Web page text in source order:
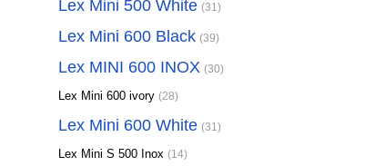
Lex Mini 500 White (31)
Lex Mini 600 Black (39)
Lex MINI 600 INOX (30)
Lex Mini 600 ivory (28)
Lex Mini 600 White (31)
Lex Mini S 500 Inox (14)